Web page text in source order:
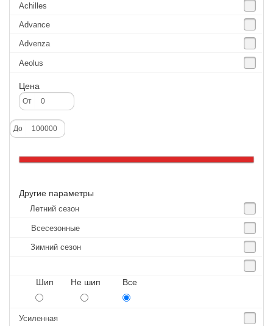
Achilles
Advance
Advenza
Aeolus
Agate
Agrica
Alliance
Altenzo
Altura
Amtel
Aoteli
Цена
От
До
Другие параметры
Летний сезон
Всесезонные
Зимний сезон
Шип Не шип Все
Усиленная